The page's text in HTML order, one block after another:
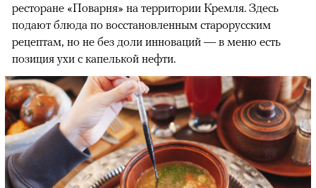
ресторане «Поварня» на территории Кремля. Здесь
подают блюда по восстановленным старорусским
рецептам, но не без доли инноваций — в меню есть
позиция ухи с капелькой нефти.